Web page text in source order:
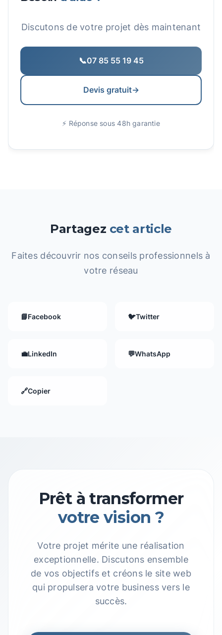
Discutons de votre projet dès maintenant
📞07 85 55 19 45
Devis gratuit→
⚡ Réponse sous 48h garantie
Partagez cet article
Faites découvrir nos conseils professionnels à
votre réseau
📘Facebook 🐦Twitter
💼LinkedIn 💬WhatsApp
🔗Copier
Prêt à transformer
votre vision ?
Votre projet mérite une réalisation
exceptionnelle. Discutons ensemble
de vos objectifs et créons le site web
qui propulsera votre business vers le
succès.